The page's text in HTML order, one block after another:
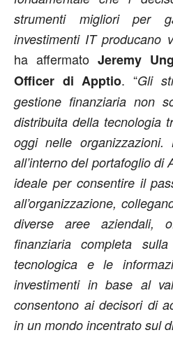
strumenti migliori per
investimenti IT producano
ha affermato Jeremy
Officer di Apptio. “Gli
gestione finanziaria non
distribuita della tecnologia
oggi nelle organizzazioni.
all’interno del portafoglio di
ideale per consentire il
all’organizzazione,
diverse aree aziendali,
finanziaria completa
tecnologica e le
investimenti in base al
consentono ai decisori di
in un mondo incentrato sul